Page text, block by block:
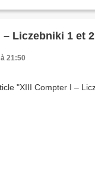
– Liczebniki 1 et 2
21:50